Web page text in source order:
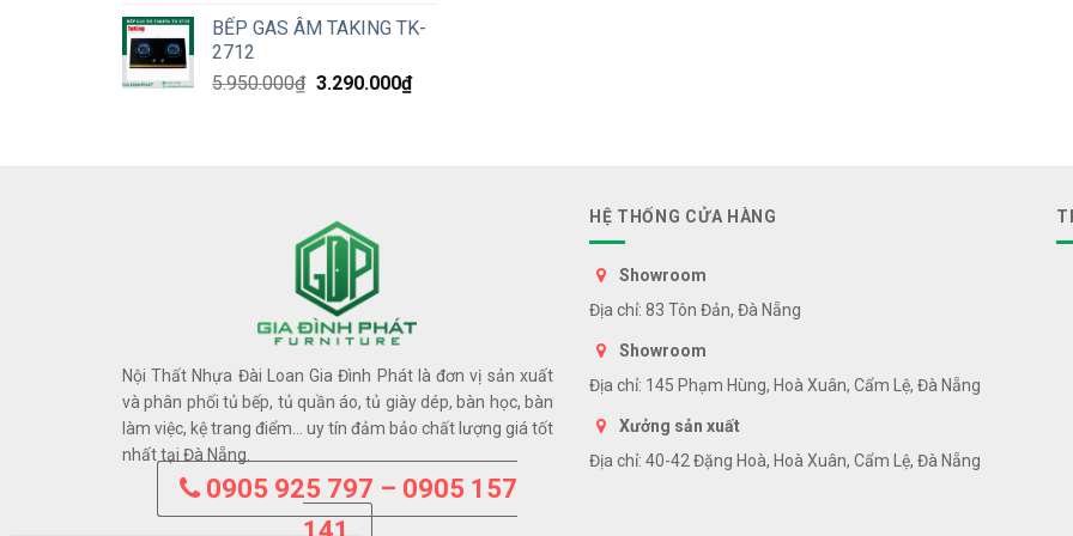
was:
is:
BẾP GAS ÂM TAKING TK-
2712
5.950.000₫ Original
3.290.000₫Current
Nội Thất Nhựa Đài Loan Gia Đình Phát là đơn vị sản xuất
và phân phối tủ bếp, tủ quần áo, tủ giày dép, bàn học, bàn
làm việc, kệ trang điểm… uy tín đảm bảo chất lượng giá tốt
nhất tại Đà Nẵng.
0905 925 797 – 0905 157
HỆ THỐNG CỬA HÀNG
Showroom
Địa chỉ: 83 Tôn Đản, Đà Nẵng
Showroom
Địa chỉ: 145 Phạm Hùng, Hoà Xuân, Cẩm Lệ, Đà Nẵng
Xưởng sản xuất
Địa chỉ: 40-42 Đặng Hoà, Hoà Xuân, Cẩm Lệ, Đà Nẵng